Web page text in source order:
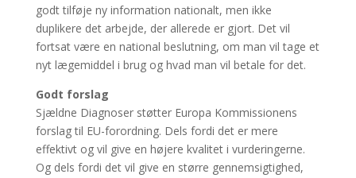
godt tilføje ny information nationalt, men ikke
duplikere det arbejde, der allerede er gjort. Det vil
fortsat være en national beslutning, om man vil tage et
nyt lægemiddel i brug og hvad man vil betale for det.
Godt forslag
Sjældne Diagnoser støtter Europa Kommissionens
forslag til EU-forordning. Dels fordi det er mere
effektivt og vil give en højere kvalitet i vurderingerne.
Og dels fordi det vil give en større gennemsigtighed,